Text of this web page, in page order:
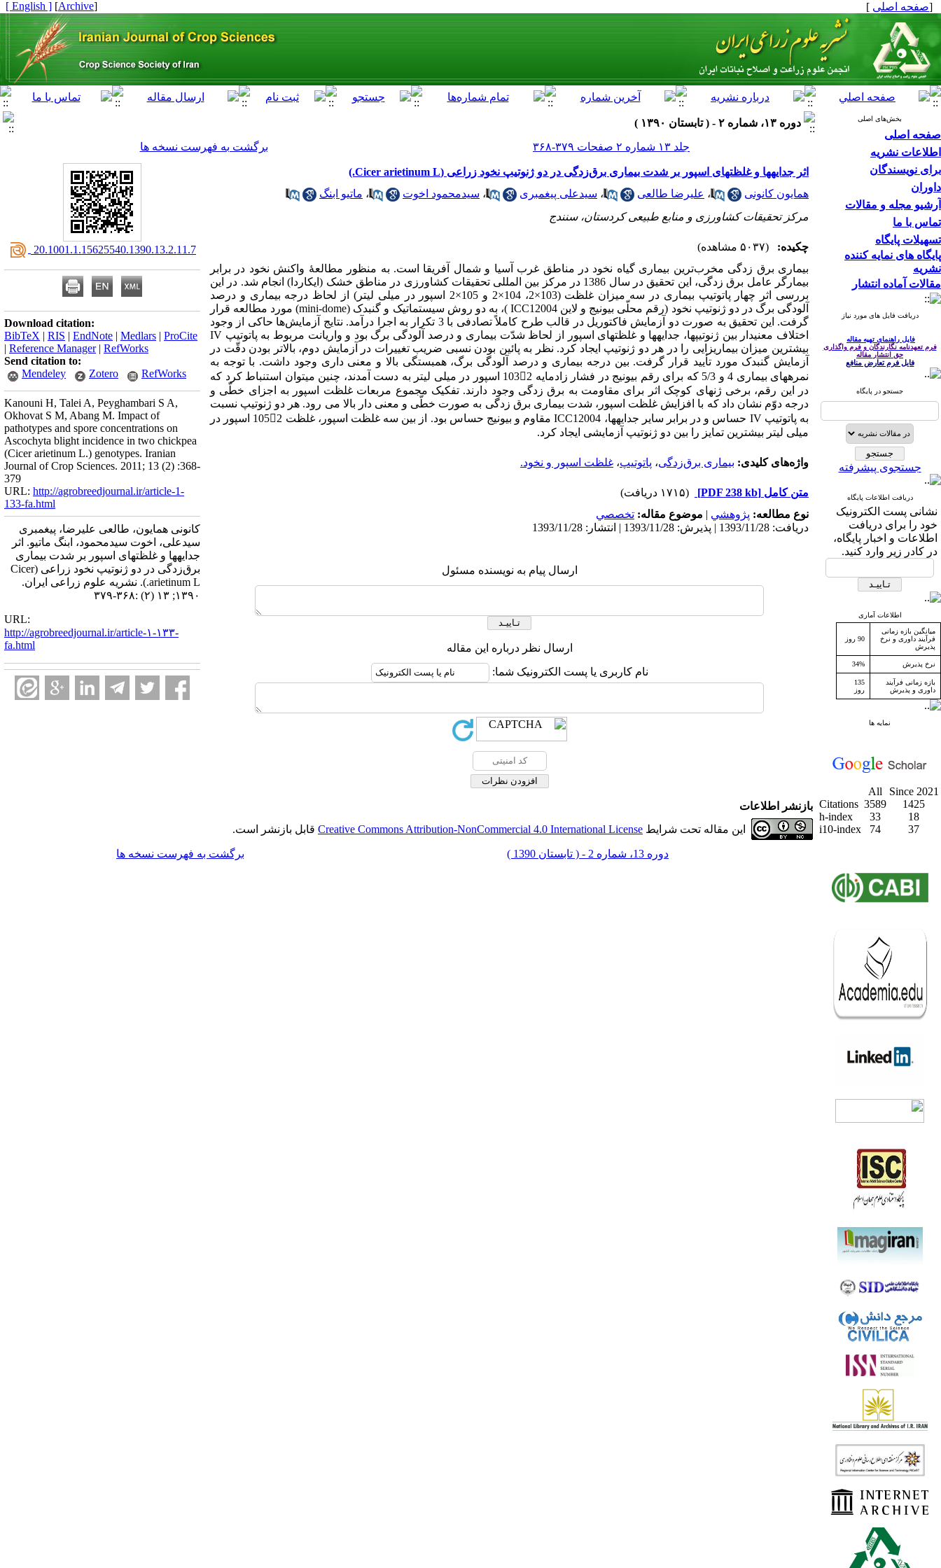
[صفحه اصلی ]
[
Archive
]
[ English ]
بخش‌های اصلی
صفحه اصلی
اطلاعات نشریه
برای نویسندگان
داوران
آرشیو مجله و مقالات
تماس با ما
تسهیلات پایگاه
پایگاه های نمایه کننده
نشریه
مقالات آماده انتشار
دریافت فایل های مورد نیاز
فایل راهنمای تهیه مقاله
فرم تعهدنامه نگارندگان و فرم واگذاری
حق انتشار مقاله
فایل فرم تعارض منافع
جستجو در پایگاه
جستجوی پیشرفته
دریافت اطلاعات پایگاه
نشانی پست الکترونیک
خود را برای دریافت
اطلاعات و اخبار پایگاه،
در کادر زیر وارد کنید.
اطلاعات آماری
میانگین بازه زمانی
فرآیند داوری و نرخ
پذیرش
90 روز
نرخ پذیرش 34%
بازه زمانی فرآیند
داوری و پذیرش
135
روز
نمایه ها
All
Since 2021
Citations 3589
1425
h-index
33
18
i10-index
74 37
دوره ۱۳، شماره ۲ - ( تابستان ۱۳۹۰ )
جلد ۱۳ شماره ۲ صفحات ۳۷۹-۳۶۸
برگشت به فهرست نسخه ها
اثر جدایهها و غلظتهای اسپور بر شدت بیماری برق‌زدگی در دو ژنوتیپ نخود زراعی (Cicer arietinum L.)
همایون کانونی
، علیرضا طالعی ، سیدعلی پیغمبری ، سیدمحمود اخوت ، ماتیو ابنگ
مرکز تحقیقات کشاورزی و منابع طبیعی کردستان، سنندج
چکیده:
(۵۰۳۷ مشاهده)
بیماری برق زدگی مخرب‌ترین بیماری گیاه نخود در مناطق غرب آسیا و شمال آفریقا است. به منظور مطالعۀ واکنش نخود در برابر
بیمارگر عامل برق زدگی، این تحقیق در سال 1386 در مرکز بین المللی تحقیقات کشاورزی در مناطق خشک (ایکاردا) انجام شد. در این
بررسی اثر چهار پاتوتیپ بیماری در سه میزان غلظت (103×2، 104×2 و 105×2 اسپور در میلی لیتر) از لحاظ درجه بیماری و درصد
آلودگی برگ در دو ژنوتیپ نخود (رقم محلّی بیونیج و لاین ICC12004 )، به دو روش سیستماتیک و گنبدک (mini-dome) مورد مطالعه قرار
گرفت. این تحقیق به صورت دو آزمایش فاکتوریل در قالب طرح کاملاً تصادفی با 3 تکرار به اجرا درآمد. نتایج آزمایش‌ها حاکی از وجود
اختلاف معنیدار بین ژنوتیپها، جدایهها و غلظتهای اسپور از لحاظ شدّت بیماری و درصد آلودگی برگ بود و واریانت مربوط به پاتوتیپ IV
بیشترین میزان بیماریزایی را در هر دو ژنوتیپ ایجاد کرد. نظر به پائین بودن نسبی ضریب تغییرات در آزمایش دوم، بالاتر بودن دقّت در
آزمایش گنبدک مورد تأیید قرار گرفت. بین درجه بیماری و درصد آلودگی برگ، همبستگی بالا و معنی داری وجود داشت. با توجه به
نمرههای بیماری 4 و 5/3 که برای رقم بیونیج در فشار زادمایه 1032 اسپور در میلی لیتر به دست آمدند، چنین میتوان استنباط کرد که
در این رقم، برخی ژنهای کوچک اثر برای مقاومت به برق زدگی وجود دارند. تفکیک مجموع مربعات غلظت اسپور به اجزای خطّی و
درجه دوّم نشان داد که با افزایش غلظت اسپور، شدت بیماری برق زدگی به صورت خطّی و معنی دار بالا می رود. هر دو ژنوتیپ نسبت
به پاتوتیپ IV حساس و در برابر سایر جدایهها، ICC12004 مقاوم و بیونیج حساس بود. از بین سه غلظت اسپور، غلظت 1052 اسپور در
میلی لیتر بیشترین تمایز را بین دو ژنوتیپ آزمایشی ایجاد کرد.
واژه‌های کلیدی: بیماری برق‌زدگی، پاتوتیپ، غلظت اسپور و نخود.
متن کامل [PDF 238 kb]
(۱۷۱۵ دریافت)
نوع مطالعه: پژوهشي | موضوع مقاله: تخصصي
دریافت: 1393/11/28 | پذیرش: 1393/11/28 | انتشار: 1393/11/28
ارسال پیام به نویسنده مسئول
ارسال نظر درباره این مقاله
نام کاربری یا پست الکترونیک شما:
‎ 20.1001.1.15625540.1390.13.2.11.7
Download citation:
BibTeX | RIS | EndNote | Medlars | ProCite
| Reference Manager| RefWorks
Send citation to:
Mendeley
Zotero RefWorks
Kanouni H, Talei A, Peyghambari S A,
Okhovat S M, Abang M. Impact of
pathotypes and spore concentrations on
Ascochyta blight incidence in two chickpea
(Cicer arietinum L.) genotypes. Iranian
Journal of Crop Sciences. 2011; 13 (2) :368-
379
URL: http://agrobreedjournal.ir/article-1-
133-fa.html
کانونی همایون، طالعی علیرضا، پیغمبری
سیدعلی، اخوت سیدمحمود، ابنگ ماتیو. اثر
جدایهها و غلظتهای اسپور بر شدت بیماری
برق‌زدگی در دو ژنوتیپ نخود زراعی (Cicer
arietinum L.). نشریه علوم زراعی ایران.
۱۳۹۰; ۱۳ (۲) :۳۶۸-۳۷۹
URL:
http://agrobreedjournal.ir/article-۱-۱۳۳-
fa.html
بازنشر اطلاعات
این مقاله تحت شرایط Creative Commons Attribution-NonCommercial 4.0 International License قابل بازنشر است.
دوره 13، شماره 2 - ( تابستان 1390 ) برگشت به فهرست نسخه ها